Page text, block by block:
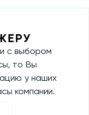
с выбором
то Вы
у наших
компании.